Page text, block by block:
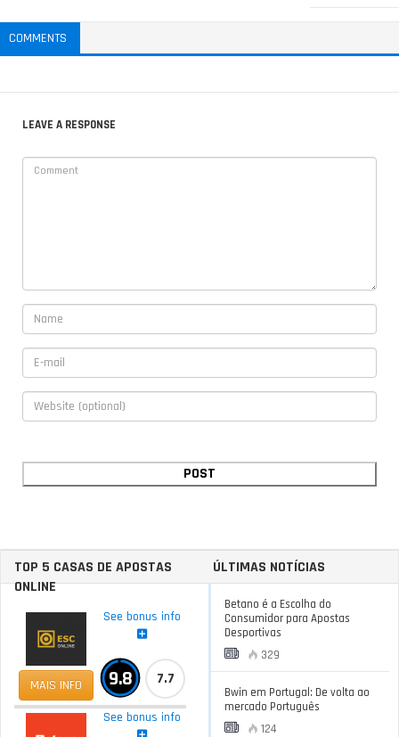
COMMENTS
LEAVE A RESPONSE
TOP 5 CASAS DE APOSTAS
ONLINE
MAIS INFO
See bonus info
9.8 7.7
See bonus info
ÚLTIMAS NOTÍCIAS
Betano é a Escolha do
Consumidor para Apostas
Desportivas
329
Bwin em Portugal: De volta ao
mercado Português
124